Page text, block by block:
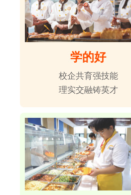
学的好
校企共育强技能
理实交融铸英才